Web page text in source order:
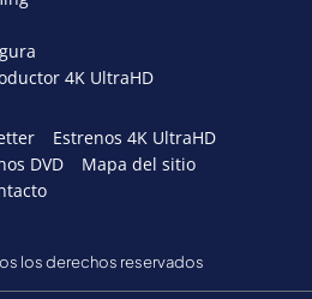
4K UltraHD
Estrenos 4K UltraHD
DVD
Mapa del sitio
los derechos reservados